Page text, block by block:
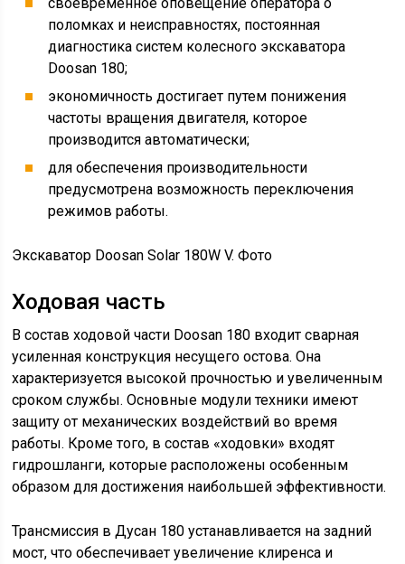
поломках и неисправностях, постоянная
диагностика систем колесного экскаватора
Doosan 180;
экономичность достигает путем понижения
частоты вращения двигателя, которое
производится автоматически;
для обеспечения производительности
предусмотрена возможность переключения
режимов работы.
Экскаватор Doosan Solar 180W V. Фото
Ходовая часть
В состав ходовой части Doosan 180 входит сварная
усиленная конструкция несущего остова. Она
характеризуется высокой прочностью и увеличенным
сроком службы. Основные модули техники имеют
защиту от механических воздействий во время
работы. Кроме того, в состав «ходовки» входят
гидрошланги, которые расположены особенным
образом для достижения наибольшей эффективности.
Трансмиссия в Дусан 180 устанавливается на задний
мост, что обеспечивает увеличение клиренса и